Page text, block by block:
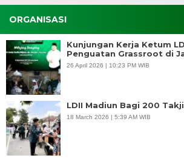
ORGANISASI
Kunjungan Kerja Ketum
Penguatan Grassroot di
26 April 2026 | 10:23 PM WIB
LDII Madiun Bagi 200
18 March 2026 | 5:39 AM WIB